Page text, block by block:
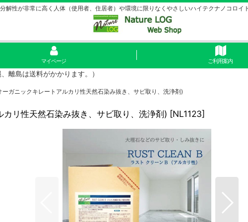
解性が非常に高く人体（使用者、住居者）や環境に限りなくやさしいハイテクナノコロイ
マイページ ご利用案内
離島は送料がかかります。）
ーガニックキレートアルカリ性天然石染み抜き、サビ取り、洗浄剤)
リ性天然石染み抜き、サビ取り、洗浄剤) [NL1123]